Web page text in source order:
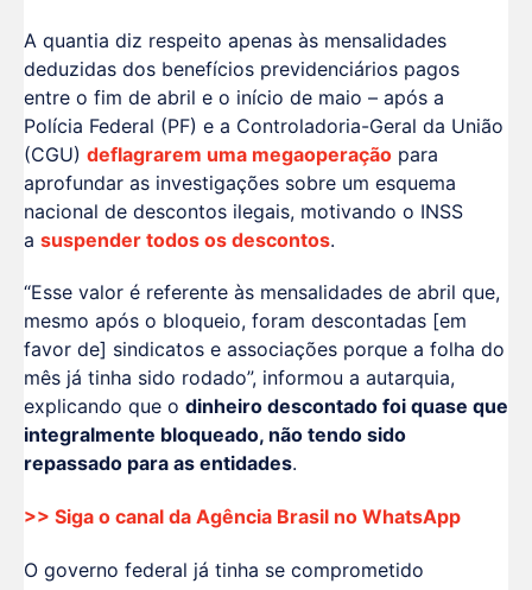
A quantia diz respeito apenas às mensalidades
deduzidas dos benefícios previdenciários pagos
entre o fim de abril e o início de maio – após a
Polícia Federal (PF) e a Controladoria-Geral da União
(CGU) deflagrarem uma megaoperação para
aprofundar as investigações sobre um esquema
nacional de descontos ilegais, motivando o INSS
a suspender todos os descontos.
“Esse valor é referente às mensalidades de abril que,
mesmo após o bloqueio, foram descontadas [em
favor de] sindicatos e associações porque a folha do
mês já tinha sido rodado”, informou a autarquia,
explicando que o dinheiro descontado foi quase que
integralmente bloqueado, não tendo sido
repassado para as entidades.
>> Siga o canal da Agência Brasil no WhatsApp
O governo federal já tinha se comprometido